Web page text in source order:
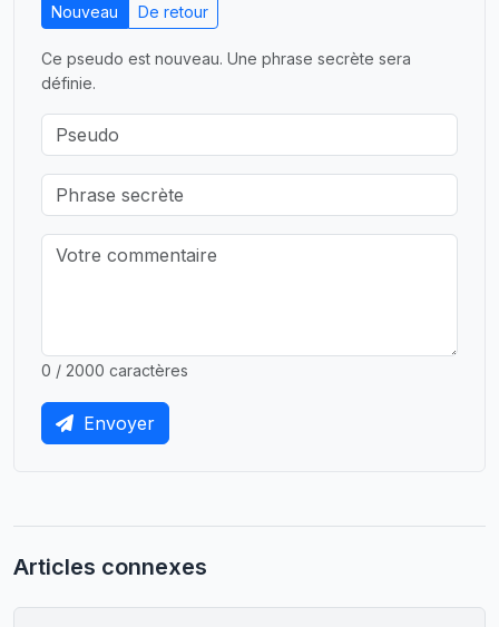
Nouveau De retour
Ce pseudo est nouveau. Une phrase secrète sera
définie.
0 / 2000 caractères
Envoyer
Articles connexes